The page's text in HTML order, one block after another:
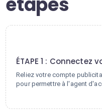
ÉTAPE 1 : Connectez
Reliez votre compte
pour permettre à l'agent